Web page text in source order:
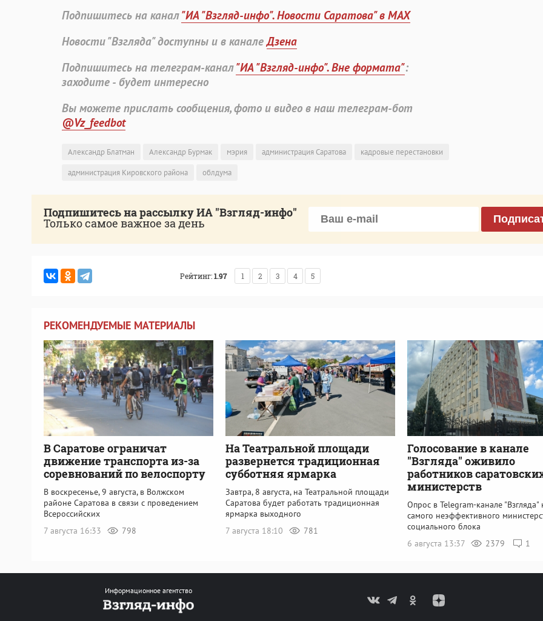
Подпишитесь на канал"ИА "Взгляд-инфо". Новости Саратова" в MAX
Новости "Взгляда" доступны и в каналеДзена
Подпишитесь на телеграм-канал"ИА "Взгляд-инфо". Вне формата":
заходите - будет интересно
Вы можете прислать сообщения, фото и видео в наш телеграм-бот
@Vz_feedbot
Александр Блатман Александр Бурмак мэрия администрация Саратова
кадровые перестановки
администрация Кировского района
облдума
Подпишитесь на рассылку ИА "Взгляд-инфо"
Только самое важное за день
Рейтинг:1.97 1 2 3 4 5
РЕКОМЕНДУЕМЫЕ МАТЕРИАЛЫ
В Саратове ограничат
движение транспорта из-за
соревнований по велоспорту
В воскресенье, 9 августа, в Волжском
районе Саратова в связи с проведением
Всероссийских
7 августа 16:33
798
На Театральной площади
развернется традиционная
субботняя ярмарка
Завтра, 8 августа, на Театральной площади
Саратова будет работать традиционная
ярмарка выходного
7 августа 18:10
781
Голосование в канале
"Взгляда" оживило
работников
министерств
Опрос в Telegram-канале "Взгляда"
самого неэффективного
социального блока
6 августа 13:37
2379 1
Информационное агентство